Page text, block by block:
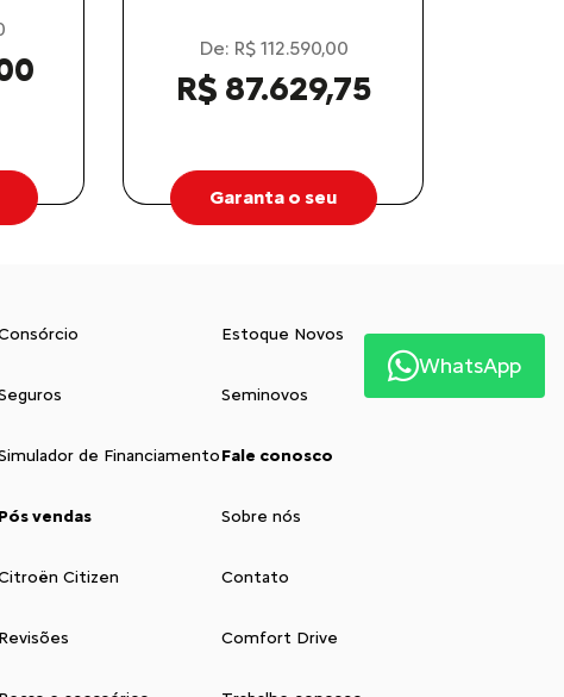
De: R$ 112.590,00
R$ 87.629,75
Garanta o seu
de Financiamento
Pós vendas
Citizen
Revisões
Estoque Novos
Seminovos
Fale conosco
Sobre nós
Contato
Comfort Drive
WhatsApp